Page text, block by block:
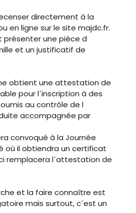
directement à la
en ligne sur le site majdc.fr.
présenter une pièce d
et un justificatif de
obtient une attestation de
pour l´inscription à des
au contrôle de l
accompagnée par
convoqué à la Journée
où il obtiendra un certificat
remplacera l´attestation de
et la faire connaître est
mais surtout, c´est un